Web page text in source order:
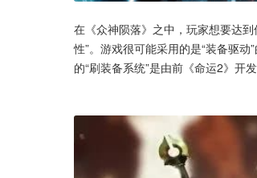
在《众神陨落》之中，玩家想要达
性”。游戏很可能采用的是“装备驱
的“刷装备系统”是由前《命运2》开